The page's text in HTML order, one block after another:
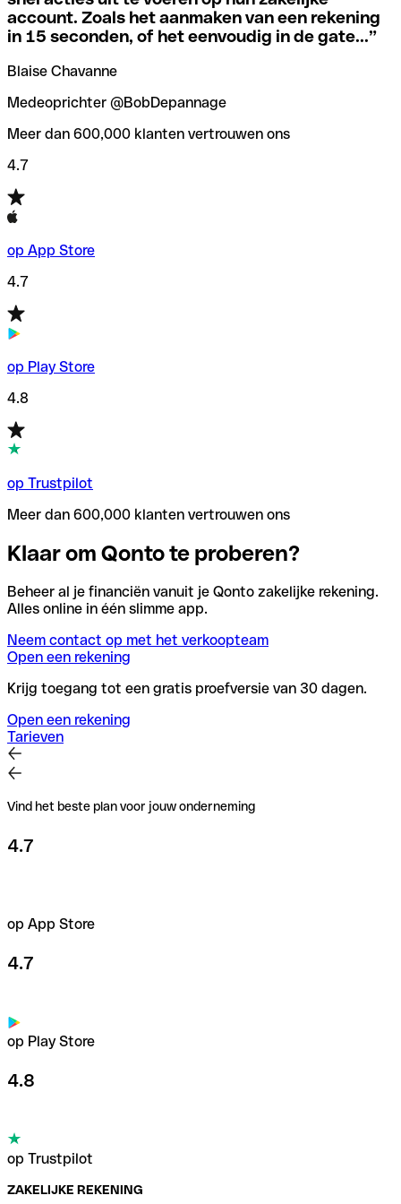
Als je niet zeker weet welke SWIFT-code je moet
gebruiken, hebben we een SWIFT-codezoeker op
banknaam ontwikkeld.
Om deze vervelende situaties te voorkomen hebben we bij
Qonto eenSWIFT codes checker
voordat je geld overmaakt.
account. Zoals het aanmaken van een rekening
in 15 seconden, of het eenvoudig in de gate...”
Blaise Chavanne
Medeoprichter @BobDepannage
Meer dan 600,000 klanten vertrouwen ons
4.7
op App Store
4.7
op Play Store
4.8
op Trustpilot
Meer dan 600,000 klanten vertrouwen ons
Klaar om Qonto te proberen?
Beheer al je financiën vanuit je Qonto zakelijke rekening.
Alles online in één slimme app.
Neem contact op met het verkoopteam
Open een rekening
Krijg toegang tot een gratis proefversie van 30 dagen.
Open een rekening
Tarieven
Vind het beste plan voor jouw onderneming
4.7
op App Store
4.7
op Play Store
4.8
op Trustpilot
ZAKELIJKE REKENING